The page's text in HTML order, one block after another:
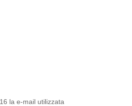
la e-mail utilizzata